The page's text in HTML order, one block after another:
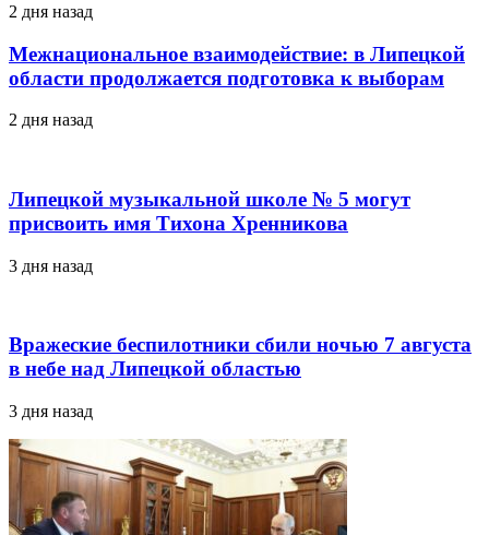
2 дня назад
Межнациональное взаимодействие: в Липецкой
области продолжается подготовка к выборам
2 дня назад
Липецкой музыкальной школе № 5 могут
присвоить имя Тихона Хренникова
3 дня назад
Вражеские беспилотники сбили ночью 7 августа
в небе над Липецкой областью
3 дня назад